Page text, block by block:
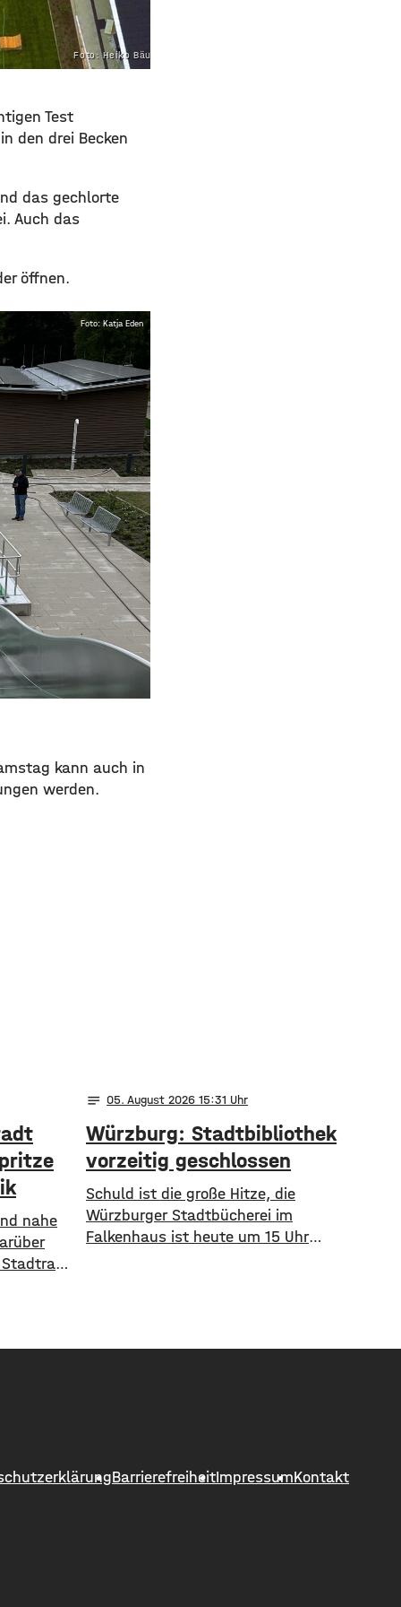
Foto: Heiko Bäuerlein
Test
den drei Becken
das gechlorte
Auch das
öffnen.
Foto: Katja Eden
kann auch in
werden.
nahe
des
notes 05. August 2026 15:31
Würzburg: Stadtbibliothek
vorzeitig geschlossen
Schuld ist die große Hitze, die
Würzburger Stadtbücherei im
Falkenhaus ist heute um 15 Uhr
vorzeitige Schließung begründet die
BarrierefreiheitImpressumKontakt